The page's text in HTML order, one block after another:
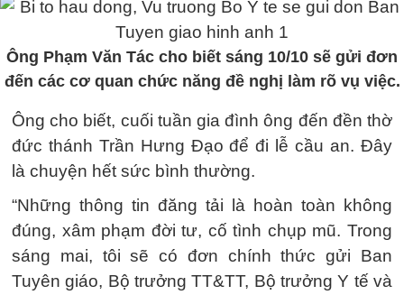
Ông Phạm Văn Tác cho biết sáng 10/10 sẽ gửi đơn
đến các cơ quan chức năng đề nghị làm rõ vụ việc.
Ông cho biết, cuối tuần gia đình ông đến đền thờ
đức thánh Trần Hưng Đạo để đi lễ cầu an. Đây
là chuyện hết sức bình thường.
“Những thông tin đăng tải là hoàn toàn không
đúng, xâm phạm đời tư, cố tình chụp mũ. Trong
sáng mai, tôi sẽ có đơn chính thức gửi Ban
Tuyên giáo, Bộ trưởng TT&TT, Bộ trưởng Y tế và